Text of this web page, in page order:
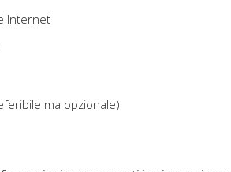
Internet
ma opzionale)